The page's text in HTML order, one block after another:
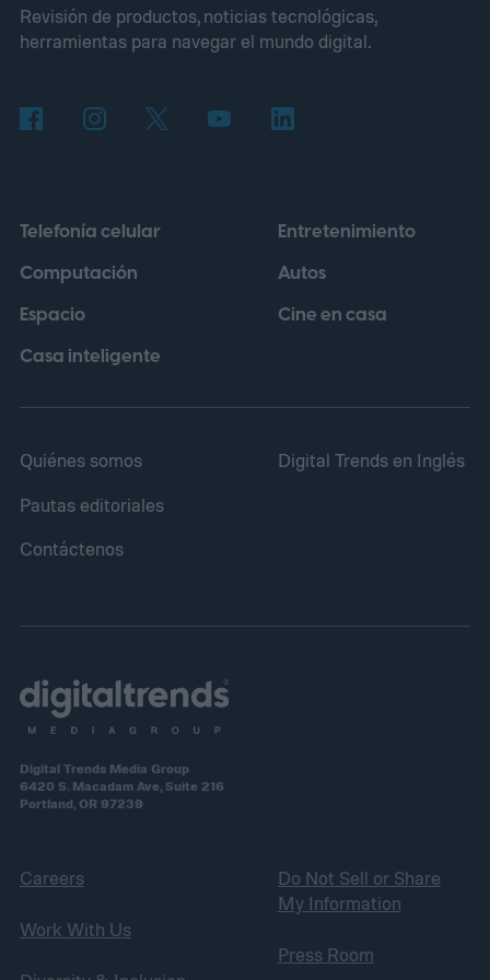
cámara, desarmarla y revender el metal
para ganar cientos de dólares. Nadie
idea tenía un brillo irresistible.
Revisión de productos, noticias tecnológicas,
herramientas para navegar el mundo digital.
Telefonía celular
Computación
Espacio
Casa inteligente
Entretenimiento
Autos
Cine en casa
Quiénes somos
Pautas editoriales
Contáctenos
Digital Trends en Inglés
Digital Trends Media Group
6420 S. Macadam Ave, Suite 216
Portland, OR 97239
Careers
Work With Us
Do Not Sell or Share
My Information
Press Room